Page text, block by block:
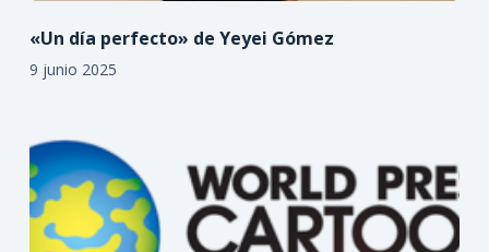
«Un día perfecto» de Yeyei Gómez
9 junio 2025